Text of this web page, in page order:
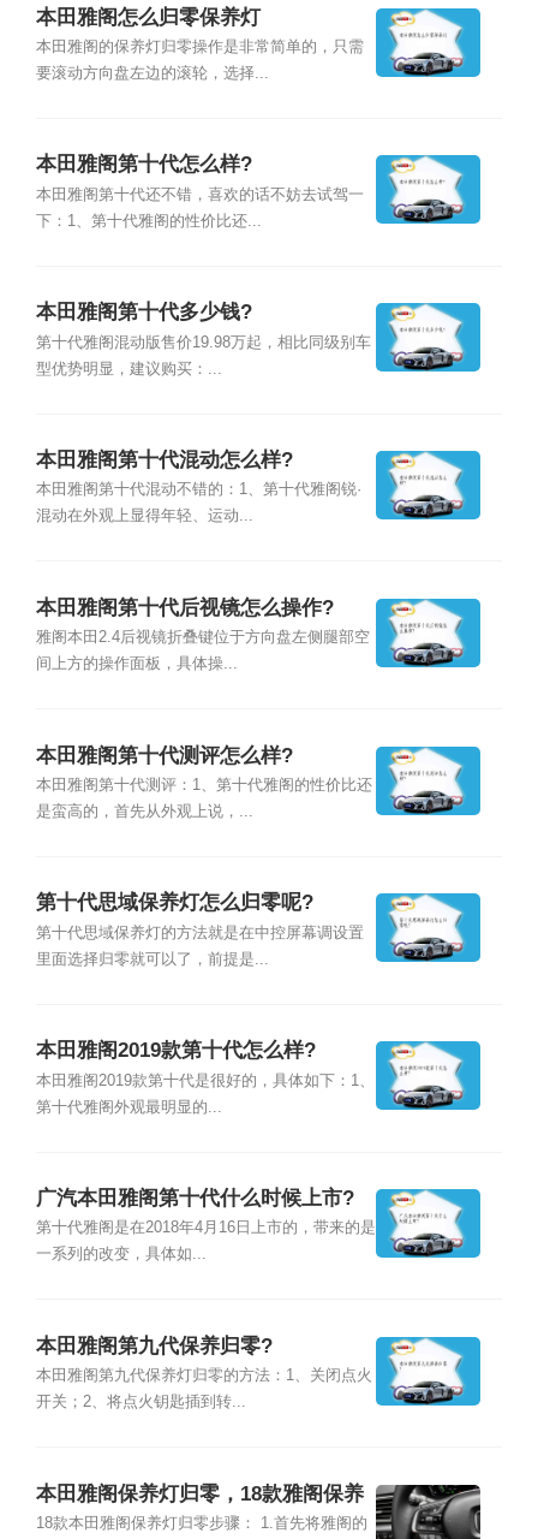
本田雅阁怎么归零保养灯
本田雅阁的保养灯归零操作是非常简单的，只需
要滚动方向盘左边的滚轮，选择...
本田雅阁第十代怎么样?
本田雅阁第十代还不错，喜欢的话不妨去试驾一
下：1、第十代雅阁的性价比还...
本田雅阁第十代多少钱?
第十代雅阁混动版售价19.98万起，相比同级别车
型优势明显，建议购买：...
本田雅阁第十代混动怎么样?
本田雅阁第十代混动不错的：1、第十代雅阁锐·
混动在外观上显得年轻、运动...
本田雅阁第十代后视镜怎么操作?
雅阁本田2.4后视镜折叠键位于方向盘左侧腿部空
间上方的操作面板，具体操...
本田雅阁第十代测评怎么样?
本田雅阁第十代测评：1、第十代雅阁的性价比还
是蛮高的，首先从外观上说，...
第十代思域保养灯怎么归零呢?
第十代思域保养灯的方法就是在中控屏幕调设置
里面选择归零就可以了，前提是...
本田雅阁2019款第十代怎么样?
本田雅阁2019款第十代是很好的，具体如下：1、
第十代雅阁外观最明显的...
广汽本田雅阁第十代什么时候上市?
第十代雅阁是在2018年4月16日上市的，带来的是
一系列的改变，具体如...
本田雅阁第九代保养归零?
本田雅阁第九代保养灯归零的方法：1、关闭点火
开关；2、将点火钥匙插到转...
本田雅阁保养灯归零，18款雅阁保养
灯归零
18款本田雅阁保养灯归零步骤： 1.首先将雅阁的